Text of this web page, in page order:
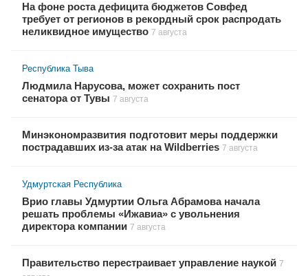
На фоне роста дефицита бюджетов Совфед
требует от регионов в рекордный срок распродать
неликвидное имущество 7 августа
Республика Тыва
Людмила Нарусова, может сохранить пост
сенатора от Тувы 7 августа
Минэкономразвития подготовит меры поддержки
пострадавших из-за атак на Wildberries 7 августа
Удмуртская Республика
Врио главы Удмуртии Ольга Абрамова начала
решать проблемы «Ижавиа» с увольнения
директора компании 7 августа
Правительство перестраивает управление наукой 7